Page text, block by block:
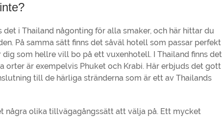
i Thailand någonting för alla smaker, och här hittar du
På samma sätt finns det såväl hotell som passar perfekt
som hellre vill bo på ett vuxenhotell. I Thailand finns det
är exempelvis Phuket och Krabi. Här erbjuds det gott
till de härliga stränderna som är ett av Thailands
några olika tillvägagångssätt att välja på. Ett mycket